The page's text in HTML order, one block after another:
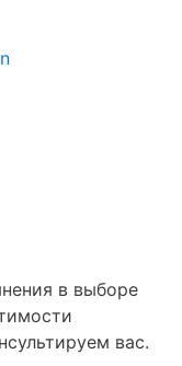
в выборе
вас.